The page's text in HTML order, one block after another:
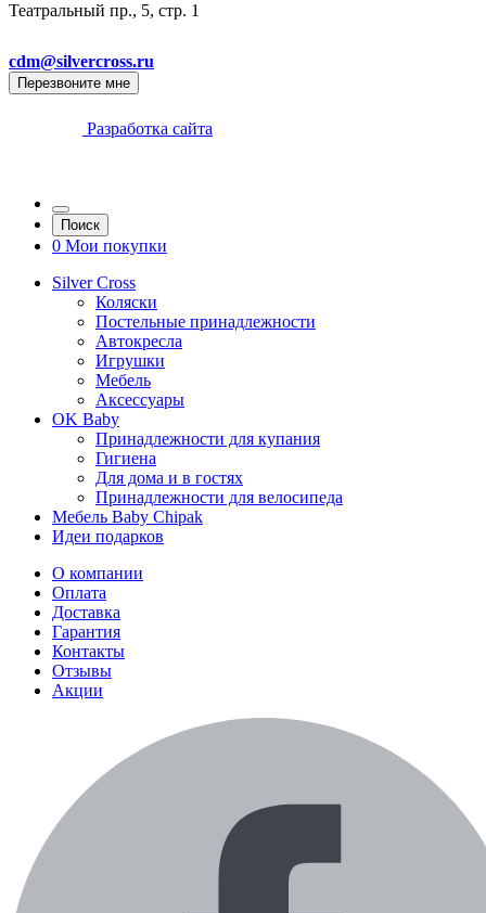
Театральный пр., 5, стр. 1
cdm@silvercross.ru
Перезвоните мне
Разработка сайта
Поиск
0 Мои покупки
Silver Cross
Коляски
Постельные принадлежности
Автокресла
Игрушки
Мебель
Аксессуары
OK Baby
Принадлежности для купания
Гигиена
Для дома и в гостях
Принадлежности для велосипеда
Мебель Baby Chipak
Идеи подарков
О компании
Оплата
Доставка
Гарантия
Контакты
Отзывы
Акции